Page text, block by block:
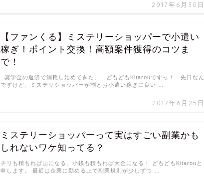
2017年6月30日
【ファンくる】ミステリーショッパーで小遣い
稼ぎ！ポイント交換！高額案件獲得のコツま
で！
2017年6月25日
奨学金の返済で消耗し始めてきた。 どもどもKitarouですっ！ 先日なん
ですけど、ミステリショッパーが割とお小遣い稼ぎに良い …
ミステリーショッパーって実はすごい副業かも
しれないワケ知ってる？
チリも積もれば山になる。小銭も積もれば大金になる！ どもどもKitarouと
申します。 最近は企業に勤める上で副業規則が少しずつ …